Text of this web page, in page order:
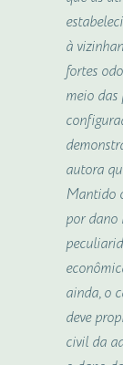
à
fortes
meio das
autora
Mantido
pordano
ainda, o
deve
civil da